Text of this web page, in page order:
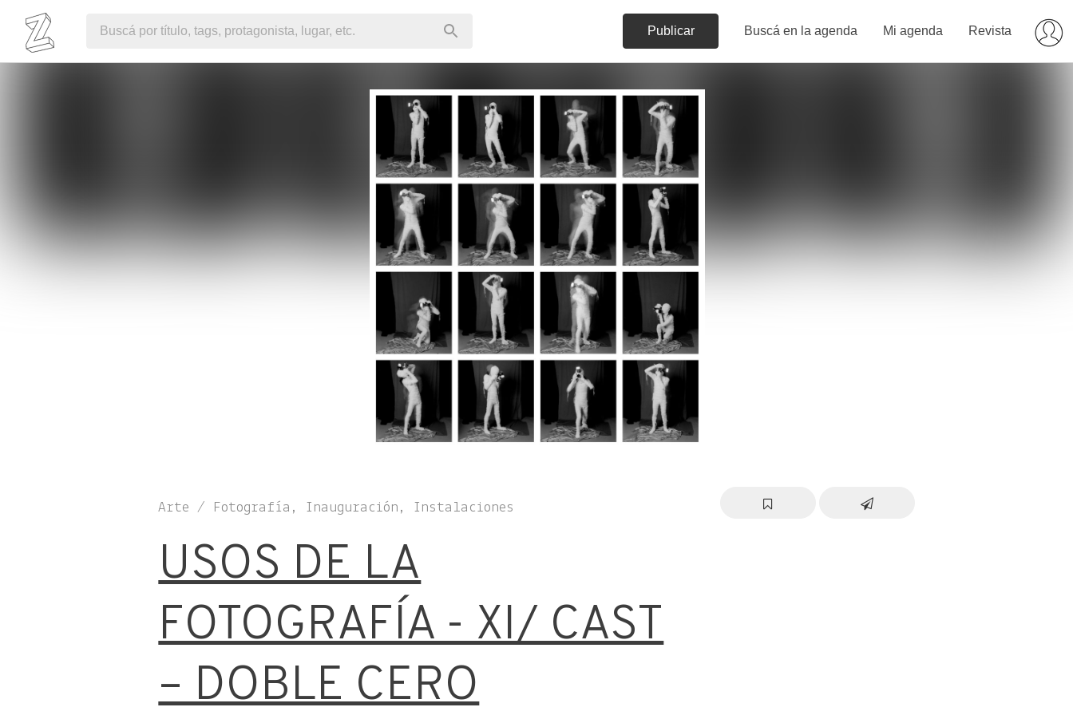
Publicar Buscá en la agenda Mi agenda Revista
Arte / Fotografía, Inauguración, Instalaciones
USOS DE LA
FOTOGRAFÍA - XI/ CAST
– DOBLE CERO